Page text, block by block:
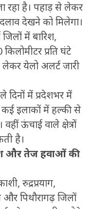
रहा है। पहाड़ से लेकर
देखने को मिलेगा।
में बारिश,
प्रति घंटे
येलो अलर्ट जारी
में प्रदेशभर में
इलाकों में हल्की से
ऊंचाई वाले क्षेत्रों
है।
और तेज हवाओं की
रुद्रप्रयाग,
और पिथौरागढ़ जिलों